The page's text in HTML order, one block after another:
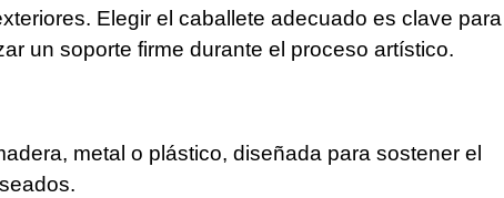
Elegir el caballete adecuado es clave para
un soporte firme durante el proceso artístico.
metal o plástico, diseñada para sostener el